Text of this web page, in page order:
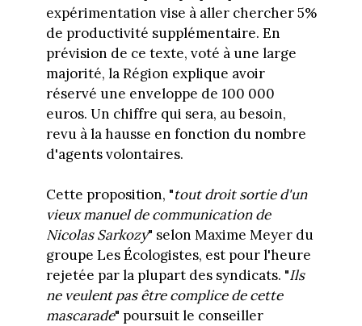
expérimentation vise à aller chercher 5%
de productivité supplémentaire. En
prévision de ce texte, voté à une large
majorité, la Région explique avoir
réservé une enveloppe de 100 000
euros. Un chiffre qui sera, au besoin,
revu à la hausse en fonction du nombre
d'agents volontaires.
Cette proposition, "tout droit sortie d'un
vieux manuel de communication de
Nicolas Sarkozy" selon Maxime Meyer du
groupe Les Écologistes, est pour l'heure
rejetée par la plupart des syndicats. "Ils
ne veulent pas être complice de cette
mascarade" poursuit le conseiller